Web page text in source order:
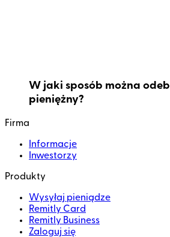
W jaki sposób można
pieniężny?
Firma
Informacje
Inwestorzy
Produkty
Wysyłaj pieniądze
Remitly Card
Remitly Business
Zaloguj się